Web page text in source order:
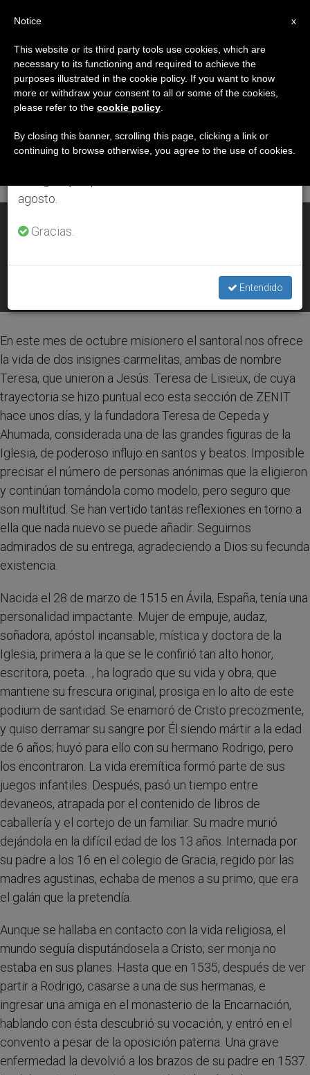
DÍA
Octubre 15th, 2013
ÚLTIMAS NOTICIAS
OCT 15, 2013 00:00
En este mes de octubre misionero el santoral nos ofrece
la vida de dos insignes carmelitas, ambas de nombre
Teresa, que unieron a Jesús. Teresa de Lisieux, de cuya
trayectoria se hizo puntual eco esta sección de ZENIT
hace unos días, y la fundadora Teresa de Cepeda y
Ahumada, considerada una de las grandes figuras de la
Iglesia, de poderoso influjo en santos y beatos. Imposible
precisar el número de personas anónimas que la eligieron
y continúan tomándola como modelo, pero seguro que
son multitud. Se han vertido tantas reflexiones en torno a
ella que nada nuevo se puede añadir. Seguimos
admirados de su entrega, agradeciendo a Dios su fecunda
existencia.
Nacida el 28 de marzo de 1515 en Ávila, España, tenía una
personalidad impactante. Mujer de empuje, audaz,
soñadora, apóstol incansable, mística y doctora de la
Iglesia, primera a la que se le confirió tan alto honor,
escritora, poeta…, ha logrado que su vida y obra, que
mantiene su frescura original, prosiga en lo alto de este
podium de santidad. Se enamoró de Cristo precozmente,
y quiso derramar su sangre por Él siendo mártir a la edad
de 6 años; huyó para ello con su hermano Rodrigo, pero
los encontraron. La vida eremítica formó parte de sus
juegos infantiles. Después, pasó un tiempo entre
devaneos, atrapada por el contenido de libros de
caballería y el cortejo de un familiar. Su madre murió
dejándola en la difícil edad de los 13 años. Internada por
su padre a los 16 en el colegio de Gracia, regido por las
madres agustinas, echaba de menos a su primo, que era
el galán que la pretendía.
Aunque se hallaba en contacto con la vida religiosa, el
mundo seguía disputándosela a Cristo; ser monja no
estaba en sus planes. Hasta que en 1535, después de ver
partir a Rodrigo, casarse a una de sus hermanas, e
ingresar una amiga en el monasterio de la Encarnación,
hablando con ésta descubrió su vocación, y entró en el
convento a pesar de la oposición paterna. Una grave
enfermedad la devolvió a los brazos de su padre en 1537.
×
Aviso importante
Del 27 de julio al 7 de agosto haremos la pausa
anual, aprovechando que en el periodo de verano
se generan menos informaciones y también el
agosto.
Gracias.
Entendido
x
Notice
This website or its third party tools use cookies, which are
necessary to its functioning and required to achieve the
purposes illustrated in the cookie policy. If you want to know
more or withdraw your consent to all or some of the cookies,
please refer to the cookie policy
By closing this banner, scrolling this page, clicking a link or
continuing to browse otherwise, you agree to the use of cookies.